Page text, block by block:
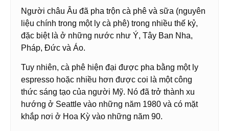
Người châu Âu đã pha trộn cà phê và sữa (nguyên
liệu chính trong một ly cà phê) trong nhiều thế kỷ,
đặc biệt là ở những nước như Ý, Tây Ban Nha,
Pháp, Đức và Áo.
Tuy nhiên, cà phê hiện đại được pha bằng một ly
espresso hoặc nhiều hơn được coi là một công
thức sáng tạo của người Mỹ. Nó đã trở thành xu
hướng ở Seattle vào những năm 1980 và có mặt
khắp nơi ở Hoa Kỳ vào những năm 90.